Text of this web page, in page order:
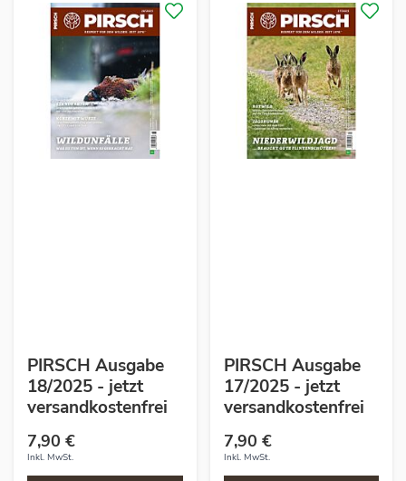
PIRSCH Ausgabe
18/2025 - jetzt
versandkostenfrei
7,90 €
Inkl. MwSt.
PIRSCH Ausgabe
17/2025 - jetzt
versandkostenfrei
7,90 €
Inkl. MwSt.